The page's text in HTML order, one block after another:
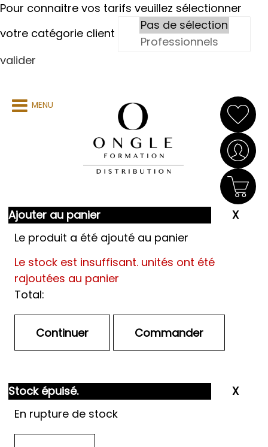
Pour connaitre vos tarifs veuillez sélectionner
votre catégorie client
valider
MENU
Ajouter au panier
Le produit a été ajouté au panier
Le stock est insuffisant. unités ont été
rajoutées au panier
Total:
Stock épuisé.
En rupture de stock